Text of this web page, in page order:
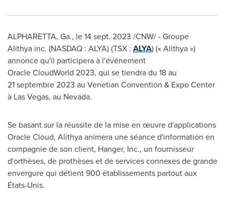
ALPHARETTA, Ga., le14 sept. 2023 /CNW/ - Groupe
Alithya inc. (NASDAQ : ALYA) (TSX : ALYA) (« Alithya »)
annonce qu'il participera à l'événement
Oracle CloudWorld 2023, qui se tiendra du 18 au
21 septembre 2023 au Venetian Convention & Expo Center
à Las Vegas, au Nevada.
Se basant sur la réussite de la mise en œuvre d'applications
Oracle Cloud, Alithya animera une séance d'information en
compagnie de son client, Hanger, Inc., un fournisseur
d'orthèses, de prothèses et de services connexes de grande
envergure qui détient 900 établissements partout aux
États-Unis.